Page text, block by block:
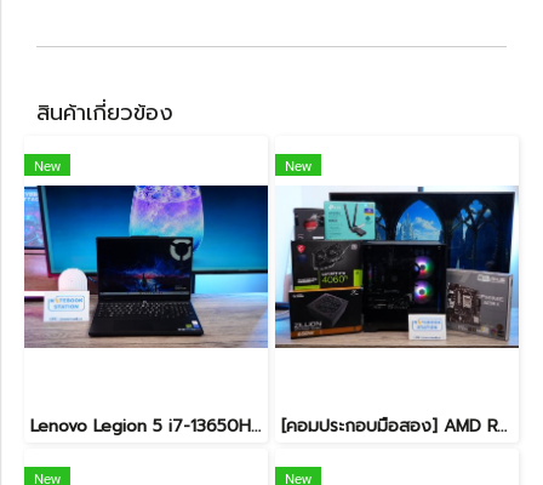
สินค้าเกี่ยวข้อง
New
Lenovo Legion 5 i7-13650HX RTX5060(8GB) RAM16 512GB M.2 จอ15.3นิ้ว FHD+ 165Hz เกมมิ่งสเปคสูง คีย์บอร์ดไฟสีขาว ดีไซน์เรียบหรูดูทันสมัย ประกันศูนย์ยาวถึงปี2028 เครื่องพร้อมใช้งานในราคาสุดคุ้มเพียง 39,990.-
New
[คอมประกอบมือสอง] AMD Ryzen5-7500F / RTX-4060Ti(8GB) / 16B(8GBx2) DDR5 5600MHz / 1TB SSD M.2 / ASUS PRIME A620M-K / SUPER FLOWER ZILLION 650W 80 PLUS BRONZE สเปคสูง พร้อมใช้งานในราาสุดคุ้มเพียง 24,990.-
New New